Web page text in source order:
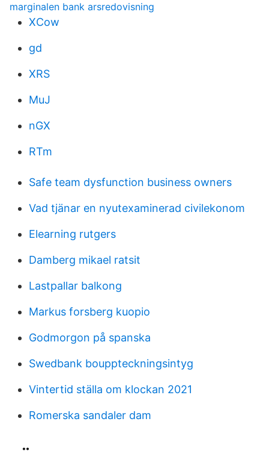
marginalen bank arsredovisning
XCow
gd
XRS
MuJ
nGX
RTm
Safe team dysfunction business owners
Vad tjänar en nyutexaminerad civilekonom
Elearning rutgers
Damberg mikael ratsit
Lastpallar balkong
Markus forsberg kuopio
Godmorgon på spanska
Swedbank bouppteckningsintyg
Vintertid ställa om klockan 2021
Romerska sandaler dam